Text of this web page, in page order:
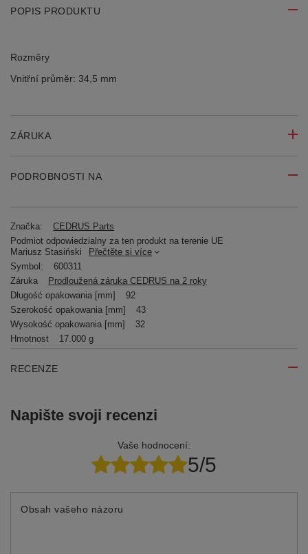
POPIS PRODUKTU
Rozměry
Vnitřní průměr: 34,5 mm
ZÁRUKA
PODROBNOSTI NA
Značka:
CEDRUS Parts
Podmiot odpowiedzialny za ten produkt na terenie UE
Mariusz Stasiński
Přečtěte si více
Symbol:
600311
Záruka
Prodloužená záruka CEDRUS na 2 roky
Długość opakowania [mm]
92
Szerokość opakowania [mm]
43
Wysokość opakowania [mm]
32
Hmotnost
17.000 g
RECENZE
Napište svoji recenzi
Vaše hodnocení:
5/5
Obsah vašeho názoru